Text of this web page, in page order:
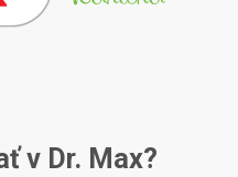
v Dr. Max?